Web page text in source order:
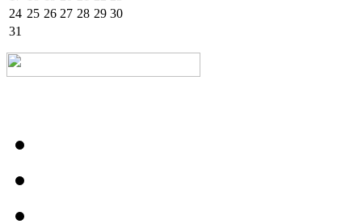
24 25 26 27 28 29 30
31